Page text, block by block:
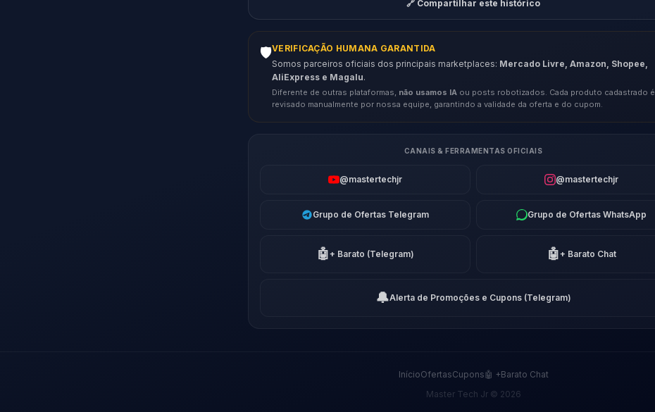
🔗 Compartilhar este histórico
🛡️VERIFICAÇÃO HUMANA GARANTIDA
Somos parceiros oficiais dos principais marketplaces: Mercado Livre, Amazon, Shopee,
AliExpress e Magalu.
Diferente de outras plataformas, não usamos IA ou posts robotizados. Cada produto cadastrado é
revisado manualmente por nossa equipe, garantindo a validade da oferta e do cupom.
CANAIS & FERRAMENTAS OFICIAIS
@mastertechjr @mastertechjr
Grupo de Ofertas Telegram Grupo de Ofertas WhatsApp
🤖+ Barato (Telegram) 🤖+ Barato Chat
🔔Alerta de Promoções e Cupons (Telegram)
InícioOfertasCupons🤖 +Barato Chat
Master Tech Jr © 2026